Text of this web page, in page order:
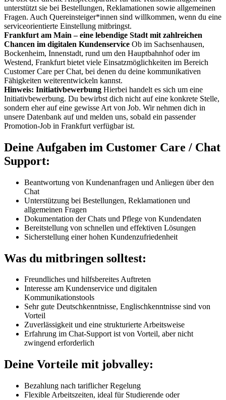
unterstützt sie bei Bestellungen, Reklamationen sowie allgemeinen
Fragen. Auch Quereinsteiger*innen sind willkommen, wenn du eine
serviceorientierte Einstellung mitbringst.
Frankfurt am Main – eine lebendige Stadt mit zahlreichen
Chancen im digitalen Kundenservice Ob im Sachsenhausen,
Bockenheim, Innenstadt, rund um den Hauptbahnhof oder im
Westend, Frankfurt bietet viele Einsatzmöglichkeiten im Bereich
Customer Care per Chat, bei denen du deine kommunikativen
Fähigkeiten weiterentwickeln kannst.
Hinweis: Initiativbewerbung Hierbei handelt es sich um eine
Initiativbewerbung. Du bewirbst dich nicht auf eine konkrete Stelle,
sondern eher auf eine gewisse Art von Job. Wir nehmen dich in
unsere Datenbank auf und melden uns, sobald ein passender
Promotion-Job in Frankfurt verfügbar ist.
Deine Aufgaben im Customer Care / Chat
Support:
Beantwortung von Kundenanfragen und Anliegen über den
Chat
Unterstützung bei Bestellungen, Reklamationen und
allgemeinen Fragen
Dokumentation der Chats und Pflege von Kundendaten
Bereitstellung von schnellen und effektiven Lösungen
Sicherstellung einer hohen Kundenzufriedenheit
Was du mitbringen solltest:
Freundliches und hilfsbereites Auftreten
Interesse am Kundenservice und digitalen
Kommunikationstools
Sehr gute Deutschkenntnisse, Englischkenntnisse sind von
Vorteil
Zuverlässigkeit und eine strukturierte Arbeitsweise
Erfahrung im Chat-Support ist von Vorteil, aber nicht
zwingend erforderlich
Deine Vorteile mit jobvalley:
Bezahlung nach tariflicher Regelung
Flexible Arbeitszeiten, ideal für Studierende oder